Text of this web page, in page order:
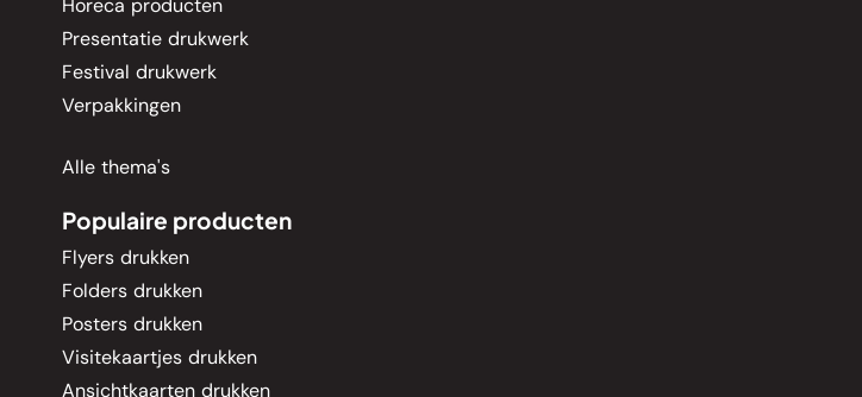
Horeca producten
Presentatie drukwerk
Festival drukwerk
Verpakkingen
Alle thema's
Populaire producten
Flyers drukken
Folders drukken
Posters drukken
Visitekaartjes drukken
Ansichtkaarten drukken